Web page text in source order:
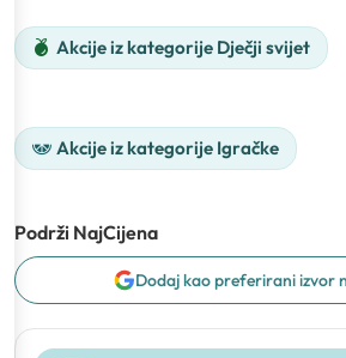
Akcije iz kategorije Dječji svijet
Akcije iz kategorije Igračke
Podrži NajCijena
Dodaj kao preferirani izvor